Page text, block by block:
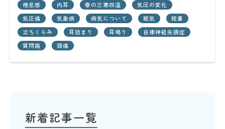
倦怠感
内耳 春の三寒四温
気圧の変化
気圧痛
気象病 病気について 眠気
眩暈
立ちくらみ
耳詰まり 耳鳴り
自律神経失調症
質問箱
頭痛
新着記事一覧